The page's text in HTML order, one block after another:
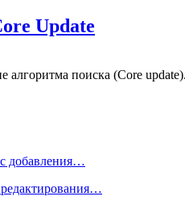
Update
алгоритма поиска (Core
добавления…
редактирования…